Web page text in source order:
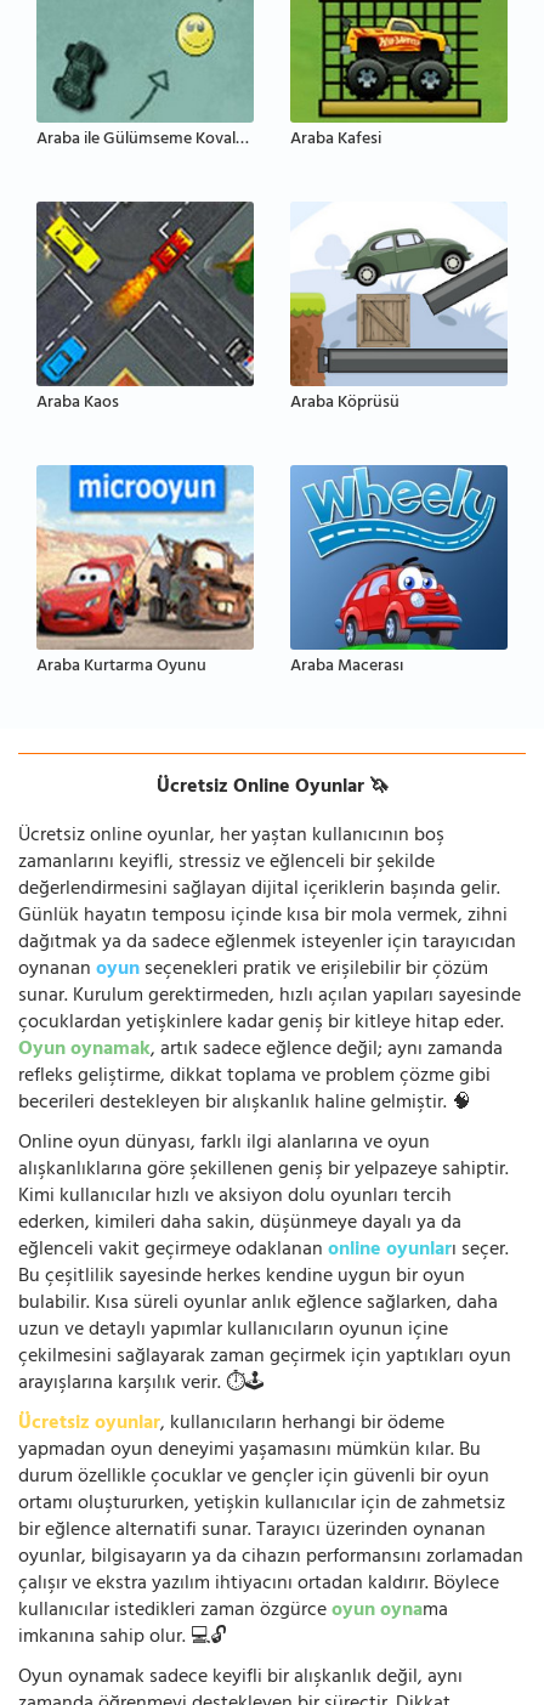
Araba ile Gülümseme Kovalama Araba Kafesi
Araba Kaos Araba Köprüsü
Araba Kurtarma Oyunu Araba Macerası
Ücretsiz Online Oyunlar 🦄
Ücretsiz online oyunlar, her yaştan kullanıcının boş
zamanlarını keyifli, stressiz ve eğlenceli bir şekilde
değerlendirmesini sağlayan dijital içeriklerin başında gelir.
Günlük hayatın temposu içinde kısa bir mola vermek, zihni
dağıtmak ya da sadece eğlenmek isteyenler için tarayıcıdan
oynananoyunseçenekleri pratik ve erişilebilir bir çözüm
sunar. Kurulum gerektirmeden, hızlı açılan yapıları sayesinde
çocuklardan yetişkinlere kadar geniş bir kitleye hitap eder.
Oyun oynamak, artık sadece eğlence değil; aynı zamanda
refleks geliştirme, dikkat toplama ve problem çözme gibi
becerileri destekleyen bir alışkanlık haline gelmiştir. 🧠
Online oyun dünyası, farklı ilgi alanlarına ve oyun
alışkanlıklarına göre şekillenen geniş bir yelpazeye sahiptir.
Kimi kullanıcılar hızlı ve aksiyon dolu oyunları tercih
ederken, kimileri daha sakin, düşünmeye dayalı ya da
eğlenceli vakit geçirmeye odaklananonline oyunları seçer.
Bu çeşitlilik sayesinde herkes kendine uygun bir oyun
bulabilir. Kısa süreli oyunlar anlık eğlence sağlarken, daha
uzun ve detaylı yapımlar kullanıcıların oyunun içine
çekilmesini sağlayarak zaman geçirmek için yaptıkları oyun
arayışlarına karşılık verir. ⏱️🕹️
Ücretsiz oyunlar, kullanıcıların herhangi bir ödeme
yapmadan oyun deneyimi yaşamasını mümkün kılar. Bu
durum özellikle çocuklar ve gençler için güvenli bir oyun
ortamı oluştururken, yetişkin kullanıcılar için de zahmetsiz
bir eğlence alternatifi sunar. Tarayıcı üzerinden oynanan
oyunlar, bilgisayarın ya da cihazın performansını zorlamadan
çalışır ve ekstra yazılım ihtiyacını ortadan kaldırır. Böylece
kullanıcılar istedikleri zaman özgürceoyun oynama
imkanına sahip olur. 💻🔓
Oyun oynamak sadece keyifli bir alışkanlık değil, aynı